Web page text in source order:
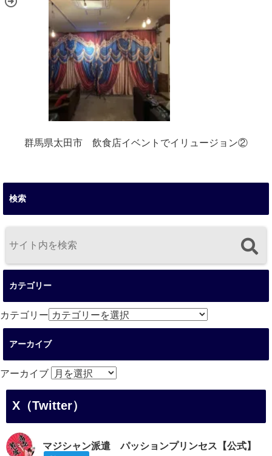
群馬県太田市 飲食店イベントでイリュージョン②
検索
カテゴリー
カテゴリー
アーカイブ
アーカイブ
X（Twitter）
マジシャン派遣 パッションプリンセス【公式】